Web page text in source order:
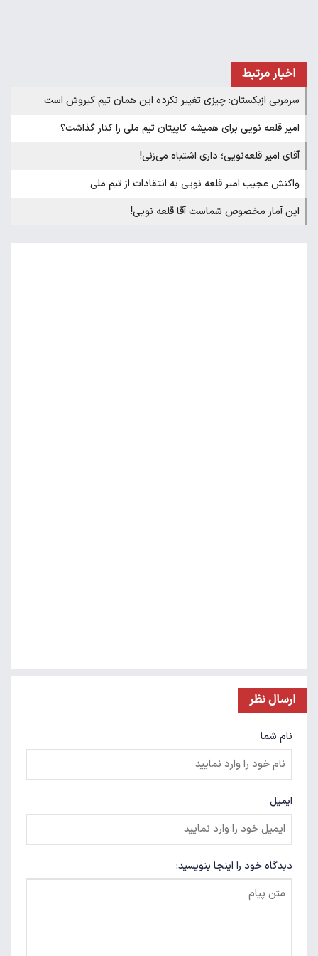
اخبار مرتبط
سرمربی ازبکستان: چیزی تغییر نکرده این همان تیم کیروش است
امیر قلعه نویی برای همیشه کاپیتان تیم ملی را کنار گذاشت؟
آقای امیر قلعه‌نویی؛ داری اشتباه می‌زنی!
واکنش عجیب امیر قلعه نویی به انتقادات از تیم ملی
این آمار مخصوص شماست آقا قلعه نویی!
ارسال نظر
نام شما
ایمیل
دیدگاه خود را اینجا بنویسید: